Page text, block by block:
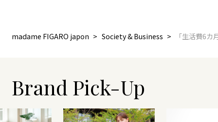
madame FIGARO japon Society & Business 「生活費6
Brand Pick-Up